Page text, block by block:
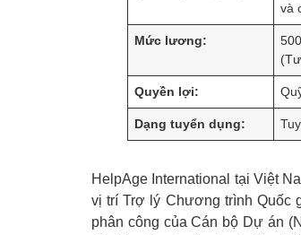
và
Mức lương:
Quyền lợi:
Dạng tuyển dụng:
HelpAge International tại Việt
vị trí Trợ lý Chương trình Quốc
phân công của Cán bộ Dự án